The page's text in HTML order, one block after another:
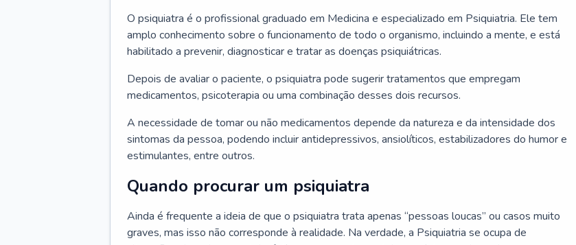
O psiquiatra é o profissional graduado em Medicina e especializado em Psiquiatria. Ele tem
amplo conhecimento sobre o funcionamento de todo o organismo, incluindo a mente, e está
habilitado a prevenir, diagnosticar e tratar as doenças psiquiátricas.
Depois de avaliar o paciente, o psiquiatra pode sugerir tratamentos que empregam
medicamentos, psicoterapia ou uma combinação desses dois recursos.
A necessidade de tomar ou não medicamentos depende da natureza e da intensidade dos
sintomas da pessoa, podendo incluir antidepressivos, ansiolíticos, estabilizadores do humor e
estimulantes, entre outros.
Quando procurar um psiquiatra
Ainda é frequente a ideia de que o psiquiatra trata apenas “pessoas loucas” ou casos muito
graves, mas isso não corresponde à realidade. Na verdade, a Psiquiatria se ocupa de